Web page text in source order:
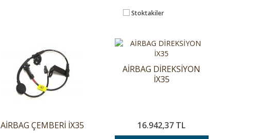
Stoktakiler
AİRBAG ÇEMBERİ İX35
AİRBAG DİREKSİYON
İX35
16.942,37 TL